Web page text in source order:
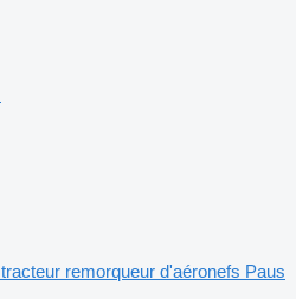
tracteur remorqueur d'aéronefs Paus